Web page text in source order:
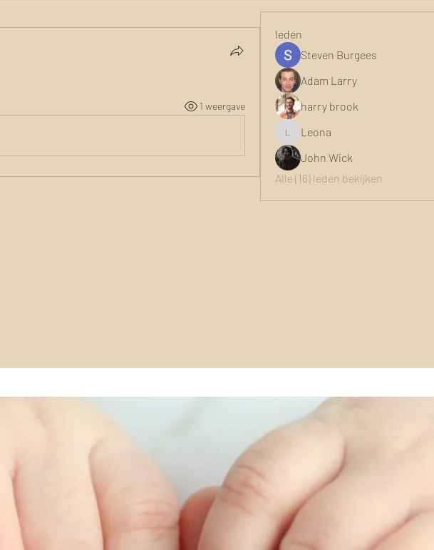
1 weergave
leden
Steven Burgees
Adam Larry
harry brook
Leona
Leona
John Wick
Alle (16) leden bekijken